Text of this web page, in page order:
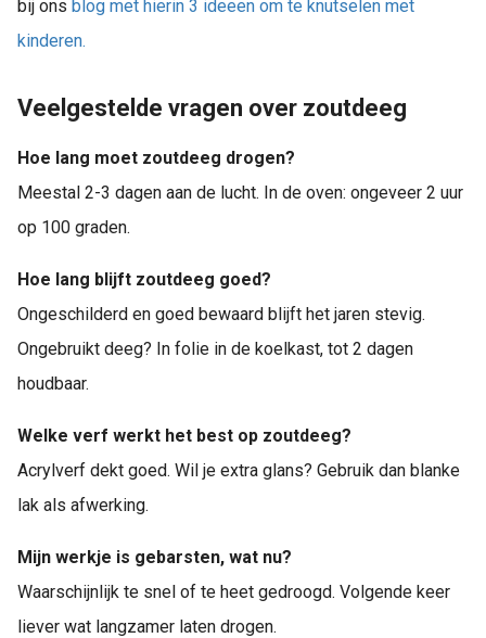
bij ons blog met hierin 3 ideeen om te knutselen met
kinderen.
Veelgestelde vragen over zoutdeeg
Hoe lang moet zoutdeeg drogen?
Meestal 2-3 dagen aan de lucht. In de oven: ongeveer 2 uur
op 100 graden.
Hoe lang blijft zoutdeeg goed?
Ongeschilderd en goed bewaard blijft het jaren stevig.
Ongebruikt deeg? In folie in de koelkast, tot 2 dagen
houdbaar.
Welke verf werkt het best op zoutdeeg?
Acrylverf dekt goed. Wil je extra glans? Gebruik dan blanke
lak als afwerking.
Mijn werkje is gebarsten, wat nu?
Waarschijnlijk te snel of te heet gedroogd. Volgende keer
liever wat langzamer laten drogen.